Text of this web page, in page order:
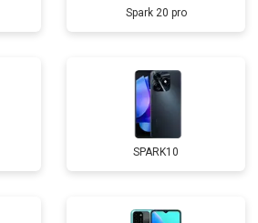
Spark 20 pro
SPARK10